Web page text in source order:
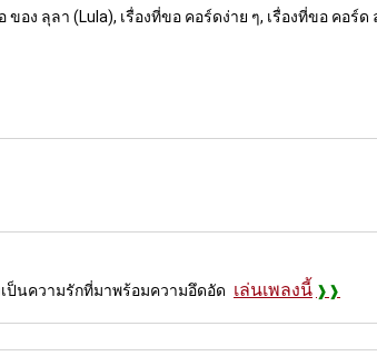
อง ลุลา (Lula), เรื่องที่ขอ คอร์ดง่าย ๆ, เรื่องที่ขอ คอร์ด
ป็นความรักที่มาพร้อมความอึดอัด เล่นเพลงนี้